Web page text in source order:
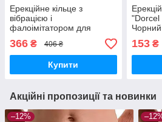
Ерекційне кільце з
вібрацією і
фалоімітатором для
подвійного проникнення -
Чорний - Анальні іграшки
366 ₴ 406 ₴
Купити
"Dorcel
Чорний
153₴
Акційні пропозиції та новинки
–12%